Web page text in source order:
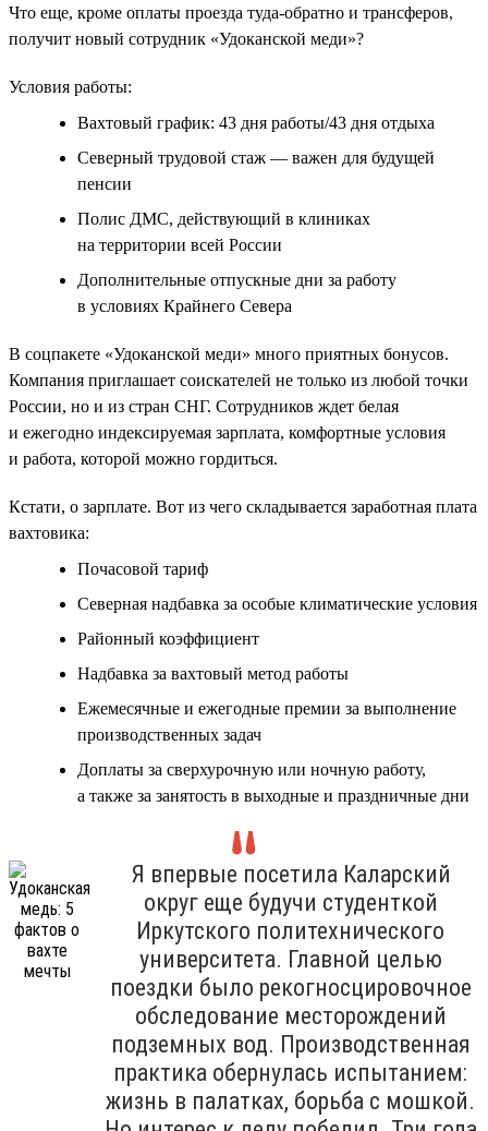
Что еще, кроме оплаты проезда туда-обратно и трансферов,
получит новый сотрудник «Удоканской меди»?
Условия работы:
Вахтовый график: 43 дня работы/43 дня отдыха
Северный трудовой стаж — важен для будущей
пенсии
Полис ДМС, действующий в клиниках
на территории всей России
Дополнительные отпускные дни за работу
в условиях Крайнего Севера
В соцпакете «Удоканской меди» много приятных бонусов.
Компания приглашает соискателей не только из любой точки
России, но и из стран СНГ. Сотрудников ждет белая
и ежегодно индексируемая зарплата, комфортные условия
и работа, которой можно гордиться.
Кстати, о зарплате. Вот из чего складывается заработная плата
вахтовика:
Почасовой тариф
Северная надбавка за особые климатические условия
Районный коэффициент
Надбавка за вахтовый метод работы
Ежемесячные и ежегодные премии за выполнение
производственных задач
Доплаты за сверхурочную или ночную работу,
а также за занятость в выходные и праздничные дни
Я впервые посетила Каларский
округ еще будучи студенткой
Иркутского политехнического
университета. Главной целью
поездки было рекогносцировочное
обследование месторождений
подземных вод. Производственная
практика обернулась испытанием:
жизнь в палатках, борьба с мошкой.